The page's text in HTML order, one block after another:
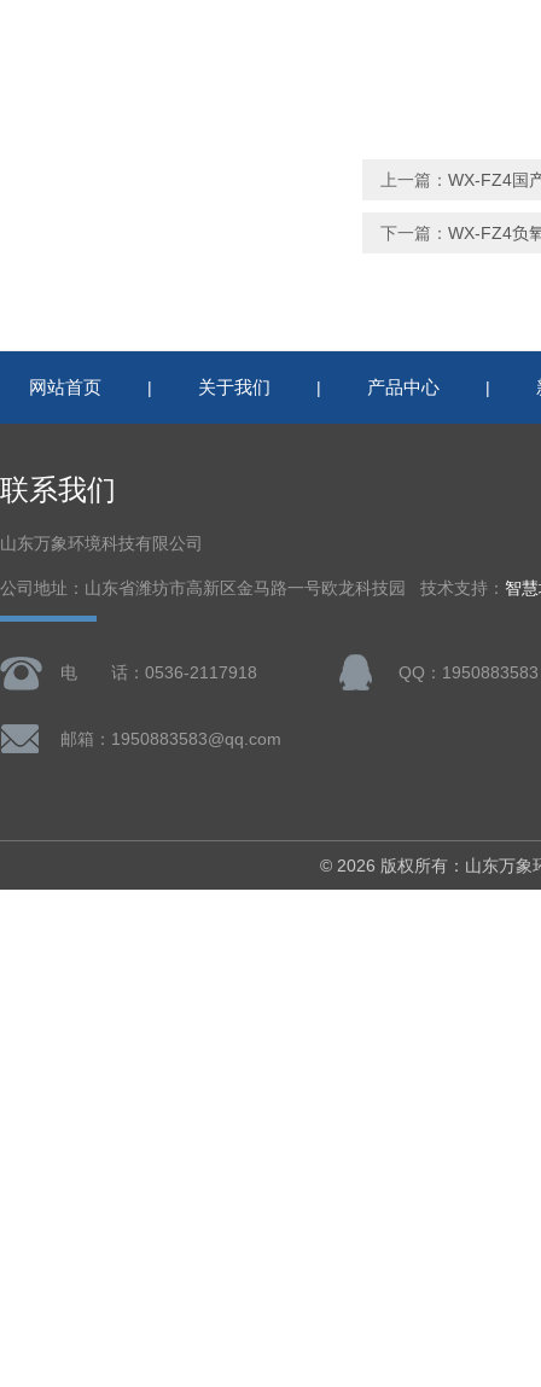
上一篇： WX-FZ4国
下一篇： WX-FZ4负
网站首页 | 关于我们 | 产品中心 |
联系我们
山东万象环境科技有限公司
公司地址：山东省潍坊市高新区金马路一号欧龙科技园 技术支持： 智
电 话：0536-2117918 QQ：1950883583
邮箱：1950883583@qq.com
© 2026 版权所有：山东万